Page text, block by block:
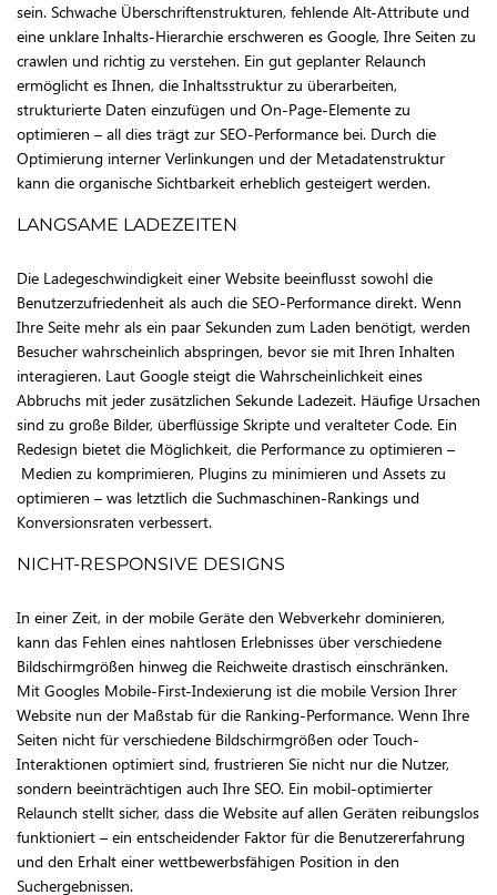
sein. Schwache Überschriftenstrukturen, fehlende Alt-Attribute und
eine unklare Inhalts-Hierarchie erschweren es Google, Ihre Seiten zu
crawlen und richtig zu verstehen. Ein gut geplanter Relaunch
ermöglicht es Ihnen, die Inhaltsstruktur zu überarbeiten,
strukturierte Daten einzufügen und On-Page-Elemente zu
optimieren – all dies trägt zur SEO-Performance bei. Durch die
Optimierung interner Verlinkungen und der Metadatenstruktur
kann die organische Sichtbarkeit erheblich gesteigert werden.
LANGSAME LADEZEITEN
Die Ladegeschwindigkeit einer Website beeinflusst sowohl die
Benutzerzufriedenheit als auch die SEO-Performance direkt. Wenn
Ihre Seite mehr als ein paar Sekunden zum Laden benötigt, werden
Besucher wahrscheinlich abspringen, bevor sie mit Ihren Inhalten
interagieren. Laut Google steigt die Wahrscheinlichkeit eines
Abbruchs mit jeder zusätzlichen Sekunde Ladezeit. Häufige Ursachen
sind zu große Bilder, überflüssige Skripte und veralteter Code. Ein
Redesign bietet die Möglichkeit, die Performance zu optimieren –
Medien zu komprimieren, Plugins zu minimieren und Assets zu
optimieren – was letztlich die Suchmaschinen-Rankings und
Konversionsraten verbessert.
NICHT-RESPONSIVE DESIGNS
In einer Zeit, in der mobile Geräte den Webverkehr dominieren,
kann das Fehlen eines nahtlosen Erlebnisses über verschiedene
Bildschirmgrößen hinweg die Reichweite drastisch einschränken.
Mit Googles Mobile-First-Indexierung ist die mobile Version Ihrer
Website nun der Maßstab für die Ranking-Performance. Wenn Ihre
Seiten nicht für verschiedene Bildschirmgrößen oder Touch-
Interaktionen optimiert sind, frustrieren Sie nicht nur die Nutzer,
sondern beeinträchtigen auch Ihre SEO. Ein mobil-optimierter
Relaunch stellt sicher, dass die Website auf allen Geräten reibungslos
funktioniert – ein entscheidender Faktor für die Benutzererfahrung
und den Erhalt einer wettbewerbsfähigen Position in den
Suchergebnissen.